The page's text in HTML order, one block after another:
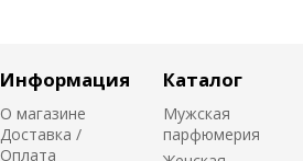
Информация
О магазине
Доставка /
Оплата
Каталог
Мужская
парфюмерия